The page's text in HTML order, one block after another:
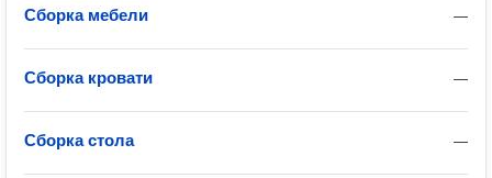
—
Сборка мебели
—
Сборка кровати
—
Сборка стола